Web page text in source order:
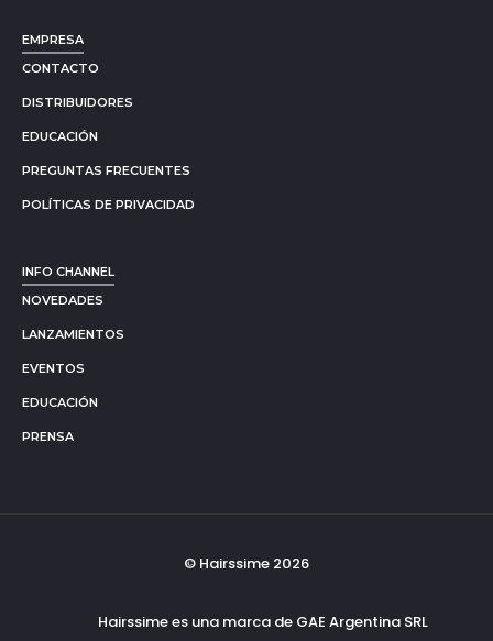
EMPRESA
CONTACTO
DISTRIBUIDORES
EDUCACIÓN
PREGUNTAS FRECUENTES
POLÍTICAS DE PRIVACIDAD
INFO CHANNEL
NOVEDADES
LANZAMIENTOS
EVENTOS
EDUCACIÓN
PRENSA
© Hairssime 2026
Hairssime es una marca de GAE Argentina SRL